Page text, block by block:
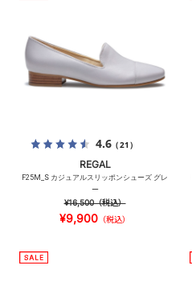
4.6（21）
REGAL
F25M_S カジュアルスリッポンシューズ グレ
ー
¥16,500（税込）
¥9,900 （税込）